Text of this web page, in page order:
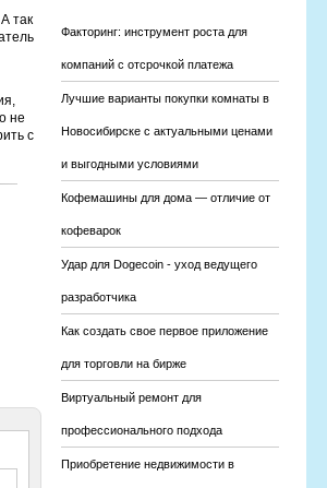
так
не
с
Факторинг: инструмент роста для
компаний с отсрочкой платежа
Лучшие варианты покупки комнаты в
Новосибирске с актуальными ценами
и выгодными условиями
Кофемашины для дома — отличие от
кофеварок
Удар для Dogecoin - уход ведущего
разработчика
Как создать свое первое приложение
для торговли на бирже
Виртуальный ремонт для
профессионального подхода
Приобретение недвижимости в